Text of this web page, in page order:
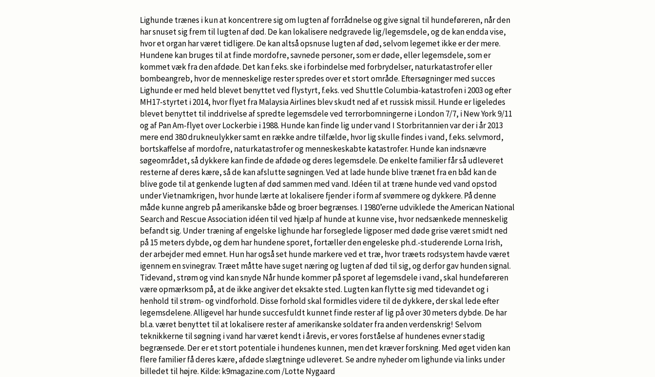
Lighunde trænes i kun at koncentrere sig om lugten af forrådnelse og give signal til hundeføreren, når den
har snuset sig frem til lugten af død. De kan lokalisere nedgravede lig/legemsdele, og de kan endda vise,
hvor et organ har været tidligere. De kan altså opsnuse lugten af død, selvom legemet ikke er der mere.
Hundene kan bruges til at finde mordofre, savnede personer, som er døde, eller legemsdele, som er
kommet væk fra den afdøde. Det kan f.eks. ske i forbindelse med forbrydelser, naturkatastrofer eller
bombeangreb, hvor de menneskelige rester spredes over et stort område. Eftersøgninger med succes
Lighunde er med held blevet benyttet ved flystyrt, f.eks. ved Shuttle Columbia-katastrofen i 2003 og efter
MH17-styrtet i 2014, hvor flyet fra Malaysia Airlines blev skudt ned af et russisk missil. Hunde er ligeledes
blevet benyttet til inddrivelse af spredte legemsdele ved terrorbomningerne i London 7/7, i New York 9/11
og af Pan Am-flyet over Lockerbie i 1988. Hunde kan finde lig under vand I Storbritannien var der i år 2013
mere end 380 drukneulykker samt en række andre tilfælde, hvor lig skulle findes i vand, f.eks. selvmord,
bortskaffelse af mordofre, naturkatastrofer og menneskeskabte katastrofer. Hunde kan indsnævre
søgeområdet, så dykkere kan finde de afdøde og deres legemsdele. De enkelte familier får så udleveret
resterne af deres kære, så de kan afslutte søgningen. Ved at lade hunde blive trænet fra en båd kan de
blive gode til at genkende lugten af død sammen med vand. Idéen til at træne hunde ved vand opstod
under Vietnamkrigen, hvor hunde lærte at lokalisere fjender i form af svømmere og dykkere. På denne
måde kunne angreb på amerikanske både og broer begrænses. I 1980’erne udviklede the American National
Search and Rescue Association idéen til ved hjælp af hunde at kunne vise, hvor nedsænkede menneskelig
befandt sig. Under træning af engelske lighunde har forseglede ligposer med døde grise været smidt ned
på 15 meters dybde, og dem har hundene sporet, fortæller den engeleske ph.d.-studerende Lorna Irish,
der arbejder med emnet. Hun har også set hunde markere ved et træ, hvor træets rodsystem havde været
igennem en svinegrav. Træet måtte have suget næring og lugten af død til sig, og derfor gav hunden signal.
Tidevand, strøm og vind kan snyde Når hunde kommer på sporet af legemsdele i vand, skal hundeføreren
være opmærksom på, at de ikke angiver det eksakte sted. Lugten kan flytte sig med tidevandet og i
henhold til strøm- og vindforhold. Disse forhold skal formidles videre til de dykkere, der skal lede efter
legemsdelene. Alligevel har hunde succesfuldt kunnet finde rester af lig på over 30 meters dybde. De har
bl.a. været benyttet til at lokalisere rester af amerikanske soldater fra anden verdenskrig! Selvom
teknikkerne til søgning i vand har været kendt i årevis, er vores forståelse af hundenes evner stadig
begrænsede. Der er et stort potentiale i hundenes kunnen, men det kræver forskning. Med øget viden kan
flere familier få deres kære, afdøde slægtninge udleveret. Se andre nyheder om lighunde via links under
billedet til højre. Kilde: k9magazine.com /Lotte Nygaard